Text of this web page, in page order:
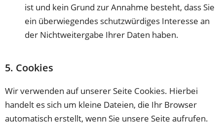
ist und kein Grund zur Annahme besteht, dass Sie
ein überwiegendes schutzwürdiges Interesse an
der Nichtweitergabe Ihrer Daten haben.
5. Cookies
Wir verwenden auf unserer Seite Cookies. Hierbei
handelt es sich um kleine Dateien, die Ihr Browser
automatisch erstellt, wenn Sie unsere Seite aufrufen.